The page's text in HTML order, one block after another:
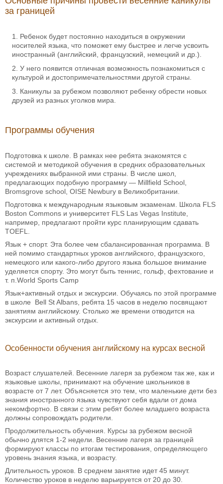
за границей
Ребенок будет постоянно находиться в окружении
носителей языка, что поможет ему быстрее и легче усвоить
иностранный (английский, французский, немецкий и др.).
У него появится отличная возможность познакомиться с
культурой и достопримечательностями другой страны.
Каникулы за рубежом позволяют ребенку обрести новых
друзей из разных уголков мира.
Программы обучения
Подготовка к школе. В рамках нее ребята знакомятся с
системой и методикой обучения в средних образовательных
учреждениях выбранной ими страны. В числе школ,
предлагающих подобную программу — Millfield School,
Bromsgrove school, OISE Newbury в Великобритании.
Подготовка к международным языковым экзаменам. Школа FLS
Boston Commons и университет FLS Las Vegas Institute,
например, предлагают пройти курс планирующим сдавать
TOEFL.
Язык + спорт. Эта более чем сбалансированная программа. В
ней помимо стандартных уроков английского, французского,
немецкого или какого-либо другого языка большое внимание
уделяется спорту. Это могут быть теннис, гольф, фехтование и
т. п.World Sports Camp
Язык+активный отдых и экскурсии. Обучаясь по этой программе
в школе Bell St Albans, ребята 15 часов в неделю посвящают
занятиям английскому. Столько же времени отводится на
экскурсии и активный отдых.
Особенности обучения английскому на курсах весной
Возраст слушателей. Весенние лагеря за рубежом так же, как и
языковые школы, принимают на обучение школьников в
возрасте от 7 лет. Объясняется это тем, что маленькие дети без
знания иностранного языка чувствуют себя вдали от дома
некомфортно. В связи с этим ребят более младшего возраста
должны сопровождать родители.
Продолжительность обучения. Курсы за рубежом весной
обычно длятся 1-2 недели. Весенние лагеря за границей
формируют классы по итогам тестирования, определяющего
уровень знания языка, и возрасту.
Длительность уроков. В среднем занятие идет 45 минут.
Количество уроков в неделю варьируется от 20 до 30.